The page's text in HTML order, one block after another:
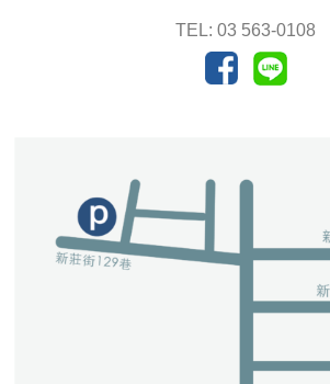
TEL: 03 563-0108